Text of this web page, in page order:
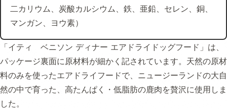
二カリウム、炭酸カルシウム、鉄、亜鉛、セレン、銅、
マンガン、ヨウ素）
「イティ ベニソン ディナー エアドライドッグフード」は、
パッケージ裏面に原材料が細かく記されています。天然の原材
料のみを使ったエアドライフードで、ニュージーランドの大自
然の中で育った、高たんぱく・低脂肪の鹿肉を贅沢に使用しま
した。